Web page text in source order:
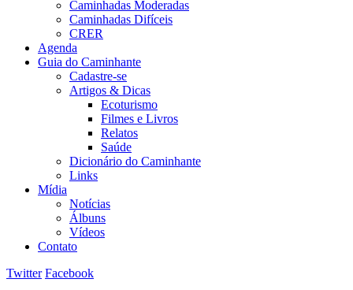
Caminhadas Moderadas
Caminhadas Difíceis
CRER
Agenda
Guia do Caminhante
Cadastre-se
Artigos & Dicas
Ecoturismo
Filmes e Livros
Relatos
Saúde
Dicionário do Caminhante
Links
Mídia
Notícias
Álbuns
Vídeos
Contato
Twitter Facebook